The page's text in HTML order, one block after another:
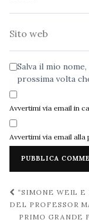
Salva il mio
prossima volta
Avvertimi via email in
Avvertimi via email
Navigazione
post
“SIMONE WEIL E
DEL PROFESSOR
PRIMO GRANDE